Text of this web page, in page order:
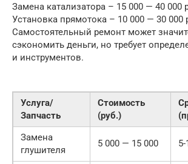
Замена катализатора – 15 000 — 40 000
Установка прямотока – 10 000 — 30 000
Самостоятельный ремонт может
сэкономить деньги, но требует
и инструментов.
Услуга/
Запчасть
Стоимость
(руб.)
Замена
глушителя
5 000 — 15 000